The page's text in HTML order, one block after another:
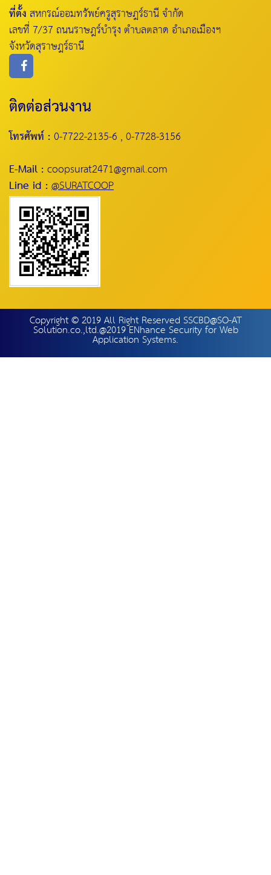
ที่ตั้งสหกรณ์ออมทรัพย์ครูสุราษฎร์ธานี จำกัด
เลขที่ 7/37 ถนนราษฎร์บำรุง ตำบลตลาด อำเภอเมืองฯ
จังหวัดสุราษฎร์ธานี
ติดต่อส่วนงาน
โทรศัพท์ :0-7722-2135-6 , 0-7728-3156
E-Mail :coopsurat2471@gmail.com
Line id :@SURATCOOP
Copyright © 2019 All Right Reserved SSCBD@SO-AT
Solution.co.,ltd.@2019 ENhance Security for Web
Application Systems.